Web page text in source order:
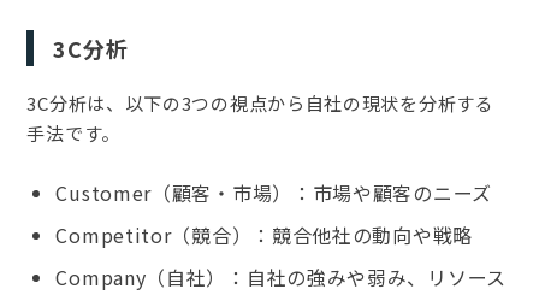
3C分析
3C分析は、以下の3つの視点から自社の現状を分析する
手法です。
Customer（顧客・市場）：市場や顧客のニーズ
Competitor（競合）：競合他社の動向や戦略
Company（自社）：自社の強みや弱み、リソース